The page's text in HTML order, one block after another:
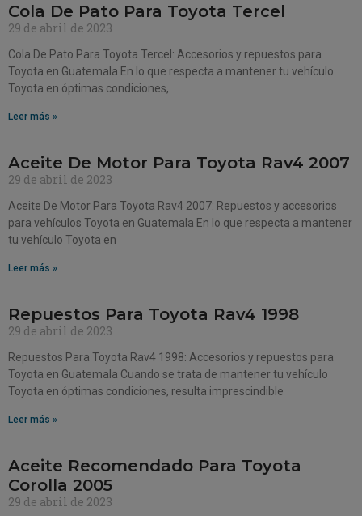
Cola De Pato Para Toyota Tercel
29 de abril de 2023
Cola De Pato Para Toyota Tercel: Accesorios y repuestos para
Toyota en Guatemala En lo que respecta a mantener tu vehículo
Toyota en óptimas condiciones,
Leer más »
Aceite De Motor Para Toyota Rav4 2007
29 de abril de 2023
Aceite De Motor Para Toyota Rav4 2007: Repuestos y accesorios
para vehículos Toyota en Guatemala En lo que respecta a mantener
tu vehículo Toyota en
Leer más »
Repuestos Para Toyota Rav4 1998
29 de abril de 2023
Repuestos Para Toyota Rav4 1998: Accesorios y repuestos para
Toyota en Guatemala Cuando se trata de mantener tu vehículo
Toyota en óptimas condiciones, resulta imprescindible
Leer más »
Aceite Recomendado Para Toyota
Corolla 2005
29 de abril de 2023